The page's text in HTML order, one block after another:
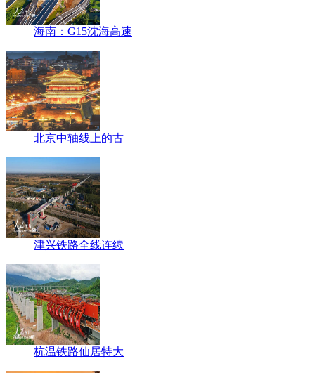
海南：G15沈海高速
北京中轴线上的古
津兴铁路全线连续
杭温铁路仙居特大